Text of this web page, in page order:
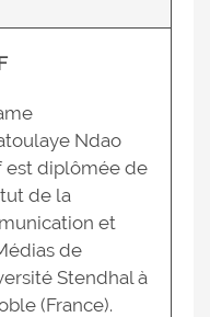
Ndao
est diplômée de
de la
et
de
Stendhal à
(France).